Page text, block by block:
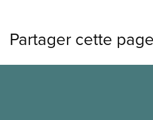
Partager cette page